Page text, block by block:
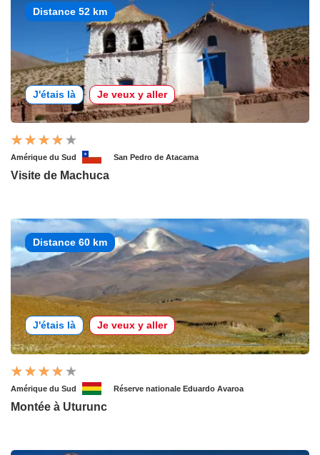
Distance 52 km
J'étais là Je veux y aller
Amérique du Sud San Pedro de Atacama
Visite de Machuca
Distance 60 km
J'étais là Je veux y aller
Amérique du Sud Réserve nationale Eduardo Avaroa
Montée à Uturunc